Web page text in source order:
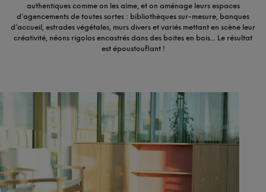
authentiques comme on les aime, et on aménage leurs espaces
d’agencements de toutes sortes : bibliothèques sur-mesure, banques
d’accueil, estrades végétales, murs divers et variés mettant en scène leur
créativité, néons rigolos encastrés dans des boites en bois... Le résultat
est époustouflant !